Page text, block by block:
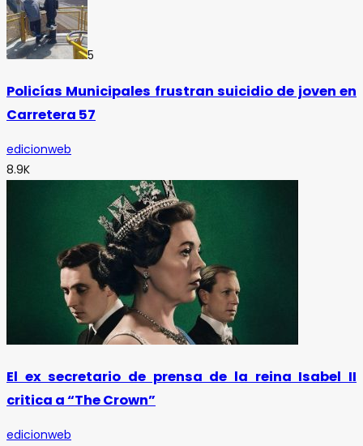
5
Policías Municipales frustran suicidio de joven en
Carretera 57
edicionweb
8.9K
El ex secretario de prensa de la reina Isabel II
critica a “The Crown”
edicionweb